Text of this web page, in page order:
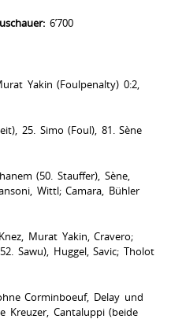
6’700
Yakin (Foulpenalty) 0:2,
25. Simo (Foul), 81. Sène
(50. Stauffer), Sène,
Wittl; Camara, Bühler
Murat Yakin, Cravero;
Sawu), Huggel, Savic; Tholot
Corminboeuf, Delay und
Kreuzer, Cantaluppi (beide